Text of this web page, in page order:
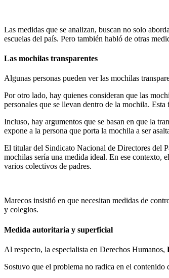
Las medidas que se analizan, buscan no solo
escuelas del país. Pero también habló de otras
Las mochilas transparentes
Algunas personas pueden ver las mochilas
Por otro lado, hay quienes consideran que las
personales que se llevan dentro de la mochila.
Incluso, hay argumentos que se basan en que la
expone a la persona que porta la mochila a ser
El titular del Sindicato Nacional de Directores del
mochilas sería una medida ideal. En ese contexto,
varios colectivos de padres.
Marecos insistió en que necesitan medidas de
y colegios.
Medida autoritaria y superficial
Al respecto, la especialista en Derechos Humanos,
Sostuvo que el problema no radica en el contenido